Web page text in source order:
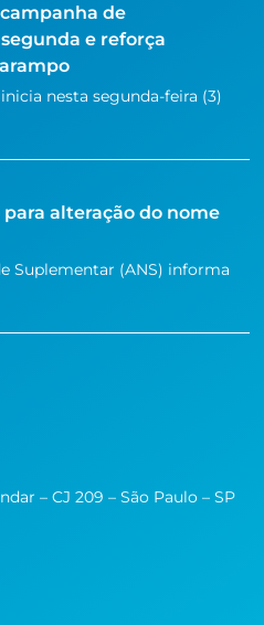
de
e reforça
nesta segunda-feira (3)
alteração do nome
Suplementar (ANS) informa
– CJ 209 – São Paulo – SP